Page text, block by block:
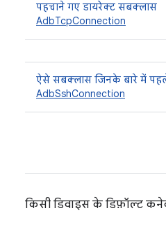
पहचाने गए डायरेक्ट सबक्लास
AdbTcpConnection
ऐसे सबक्लास जिनके बारे में
AdbSshConnection
किसी डिवाइस के डिफ़ॉल्ट